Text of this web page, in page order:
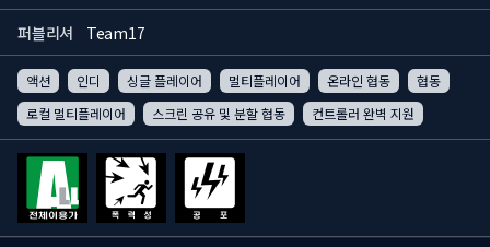
퍼블리셔 Team17
액션 인디 싱글 플레이어 멀티플레이어 온라인 협동
협동
로컬 멀티플레이어
스크린 공유 및 분할 협동 컨트롤러 완벽 지원